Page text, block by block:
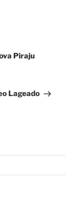
Piraju
Lageado